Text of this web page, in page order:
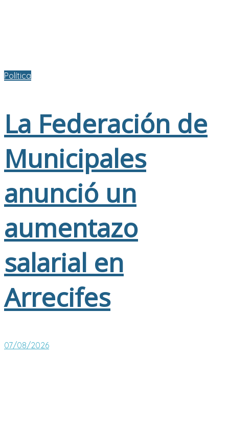
Política
La Federación de
Municipales
anunció un
aumentazo
salarial en
Arrecifes
07/08/2026